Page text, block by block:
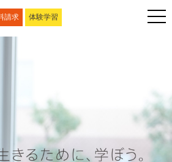
請求 体験学習